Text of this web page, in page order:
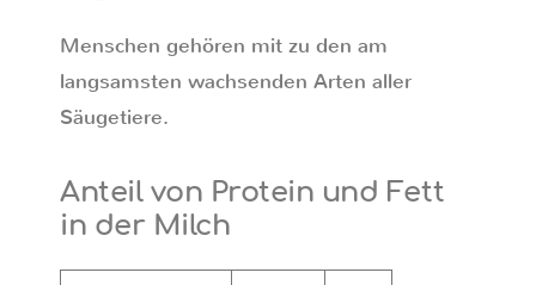
Menschen gehören mit zu den am
langsamsten wachsenden Arten aller
Säugetiere.
Anteil von Protein und Fett
in der Milch